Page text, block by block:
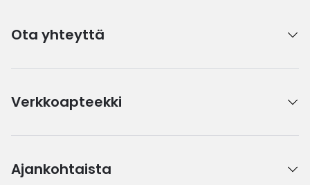
Ota yhteyttä
Verkkoapteekki
Ajankohtaista